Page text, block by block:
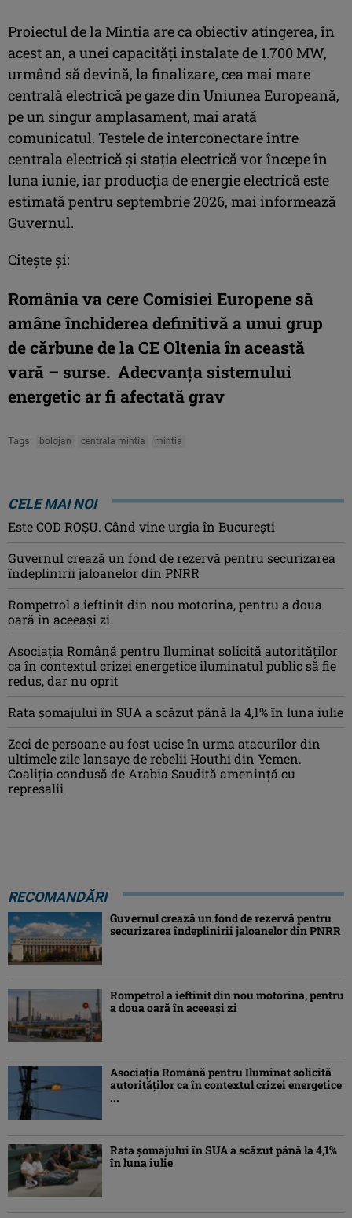
Proiectul de la Mintia are ca obiectiv atingerea, în
acest an, a unei capacități instalate de 1.700 MW,
urmând să devină, la finalizare, cea mai mare
centrală electrică pe gaze din Uniunea Europeană,
pe un singur amplasament, mai arată
comunicatul. Testele de interconectare între
centrala electrică și stația electrică vor începe în
luna iunie, iar producția de energie electrică este
estimată pentru septembrie 2026, mai informează
Guvernul.
Citește și:
România va cere Comisiei Europene să
amâne închiderea definitivă a unui grup
de cărbune de la CE Oltenia în această
vară – surse. Adecvanța sistemului
energetic ar fi afectată grav
Tags: bolojan centrala mintia mintia
CELE MAI NOI
Este COD ROŞU. Când vine urgia în Bucureşti
Guvernul crează un fond de rezervă pentru securizarea
îndeplinirii jaloanelor din PNRR
Rompetrol a ieftinit din nou motorina, pentru a doua
oară în aceeași zi
Asociaţia Română pentru Iluminat solicită autorităților
ca în contextul crizei energetice iluminatul public să fie
redus, dar nu oprit
Rata șomajului în SUA a scăzut până la 4,1% în luna iulie
Zeci de persoane au fost ucise în urma atacurilor din
ultimele zile lansaye de rebelii Houthi din Yemen.
Coaliția condusă de Arabia Saudită amenință cu
represalii
RECOMANDĂRI
Guvernul crează un fond de rezervă pentru
securizarea îndeplinirii jaloanelor din PNRR
Rompetrol a ieftinit din nou motorina, pentru
a doua oară în aceeași zi
Asociaţia Română pentru Iluminat solicită
autorităților ca în contextul crizei energetice
...
Rata șomajului în SUA a scăzut până la 4,1%
în luna iulie